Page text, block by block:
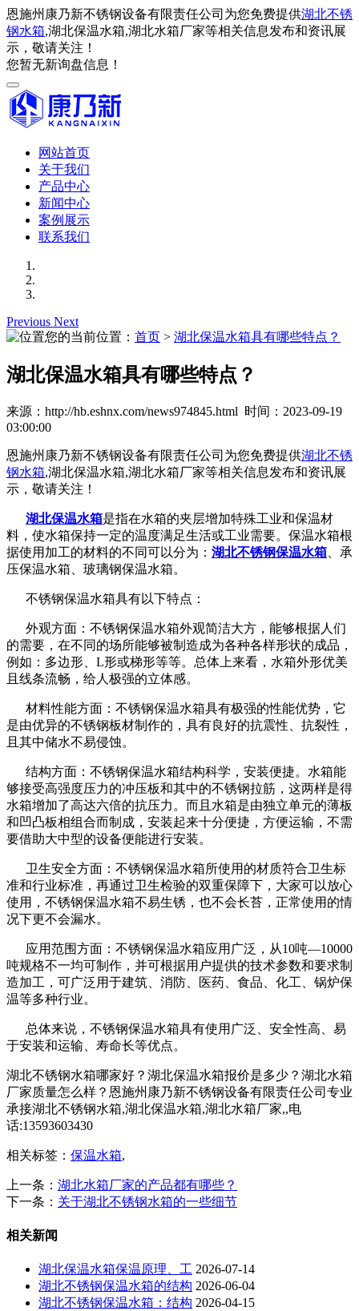
恩施州康乃新不锈钢设备有限责任公司为您免费提供湖北不锈
钢水箱,湖北保温水箱,湖北水箱厂家等相关信息发布和资讯展
示，敬请关注！
您暂无新询盘信息！
网站首页
关于我们
产品中心
新闻中心
案例展示
联系我们
Previous Next
您的当前位置： 首页 > 湖北保温水箱具有哪些特点？
湖北保温水箱具有哪些特点？
来源：http://hb.eshnx.com/news974845.html 时间：2023-09-19
03:00:00
恩施州康乃新不锈钢设备有限责任公司为您免费提供湖北不锈
钢水箱,湖北保温水箱,湖北水箱厂家等相关信息发布和资讯展
示，敬请关注！
湖北保温水箱是指在水箱的夹层增加特殊工业和保温材
料，使水箱保持一定的温度满足生活或工业需要。保温水箱根
据使用加工的材料的不同可以分为： 湖北不锈钢保温水箱 、承
压保温水箱、玻璃钢保温水箱。
不锈钢保温水箱具有以下特点：
外观方面：不锈钢保温水箱外观简洁大方，能够根据人们
的需要，在不同的场所能够被制造成为各种各样形状的成品，
例如：多边形、L形或梯形等等。总体上来看，水箱外形优美
且线条流畅，给人极强的立体感。
材料性能方面：不锈钢保温水箱具有极强的性能优势，它
是由优异的不锈钢板材制作的，具有良好的抗震性、抗裂性，
且其中储水不易侵蚀。
结构方面：不锈钢保温水箱结构科学，安装便捷。水箱能
够接受高强度压力的冲压板和其中的不锈钢拉筋，这两样是得
水箱增加了高达六倍的抗压力。而且水箱是由独立单元的薄板
和凹凸板相组合而制成，安装起来十分便捷，方便运输，不需
要借助大中型的设备便能进行安装。
卫生安全方面：不锈钢保温水箱所使用的材质符合卫生标
准和行业标准，再通过卫生检验的双重保障下，大家可以放心
使用，不锈钢保温水箱不易生锈，也不会长苔，正常使用的情
况下更不会漏水。
应用范围方面：不锈钢保温水箱应用广泛，从10吨—10000
吨规格不一均可制作，并可根据用户提供的技术参数和要求制
造加工，可广泛用于建筑、消防、医药、食品、化工、锅炉保
温等多种行业。
总体来说，不锈钢保温水箱具有使用广泛、安全性高、易
于安装和运输、寿命长等优点。
湖北不锈钢水箱哪家好？湖北保温水箱报价是多少？湖北水箱
厂家质量怎么样？恩施州康乃新不锈钢设备有限责任公司专业
承接湖北不锈钢水箱,湖北保温水箱,湖北水箱厂家,,电
话:13593603430
相关标签： 保温水箱,
上一条： 湖北水箱厂家的产品都有哪些？
下一条： 关于湖北不锈钢水箱的一些细节
相关新闻
湖北保温水箱保温原理、工 2026-07-14
湖北不锈钢保温水箱的结构 2026-06-04
湖北不锈钢保温水箱：结构 2026-04-15